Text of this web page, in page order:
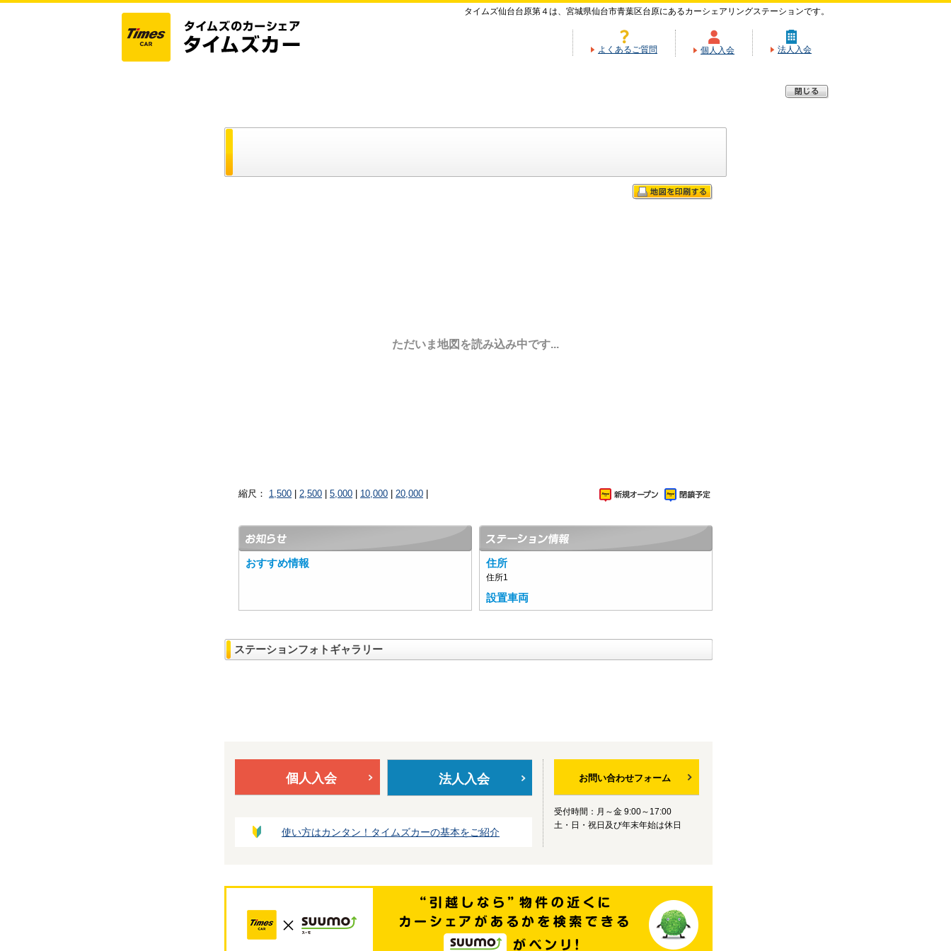
タイムズ仙台台原第４は、宮城県仙台市青葉区台原にあるカーシェアリングステーションです。
よくあるご質問 個人入会 法人入会
ただいま地図を読み込み中です...
縮尺： 1,500 2,500 5,000 10,000 20,000
おすすめ情報 住所
住所1
設置車両
ステーションフォトギャラリー
個人入会 法人入会
使い方はカンタン！タイムズカーの基本をご紹介
お問い合わせフォーム
受付時間：月～金 9:00～17:00
土・日・祝日及び年末年始は休日